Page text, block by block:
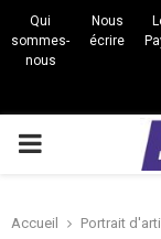
Qui
sommes-
nous
Nous
écrire
PRIMARY
Accueil Portrait